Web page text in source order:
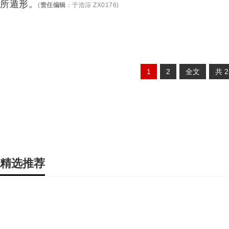
所遁形。
(责任编辑 ： 于浩淙 ZX0176)
1 2 全文 共 2
精选推荐